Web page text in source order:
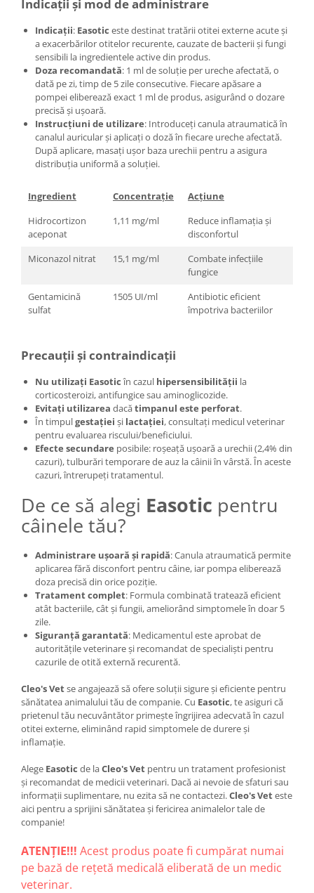
Indicații și mod de administrare
Indicații: Easotic este destinat tratării otitei externe acute și
a exacerbărilor otitelor recurente, cauzate de bacterii și fungi
sensibili la ingredientele active din produs.
Doza recomandată: 1 ml de soluție per ureche afectată, o
dată pe zi, timp de 5 zile consecutive. Fiecare apăsare a
pompei eliberează exact 1 ml de produs, asigurând o dozare
precisă și ușoară.
Instrucțiuni de utilizare: Introduceți canula atraumatică în
canalul auricular și aplicați o doză în fiecare ureche afectată.
După aplicare, masați ușor baza urechii pentru a asigura
distribuția uniformă a soluției.
Ingredient Concentrație
Acțiune
Hidrocortizon
aceponat
1,11 mg/ml
Reduce inflamația și
disconfortul
Miconazol nitrat
15,1 mg/ml
Combate infecțiile
fungice
Gentamicină
sulfat
1505 UI/ml
Antibiotic eficient
împotriva bacteriilor
Precauții și contraindicații
Nu utilizați Easoticîn cazul hipersensibilității la
corticosteroizi, antifungice sau aminoglicozide.
Evitați utilizarea dacătimpanul este perforat.
În timpulgestației și lactației, consultați medicul veterinar
pentru evaluarea riscului/beneficiului.
Efecte secundare posibile: roșeață ușoară a urechii (2,4% din
cazuri), tulburări temporare de auz la câinii în vârstă. În aceste
cazuri, întrerupeți tratamentul.
De ce să alegi Easotic pentru
câinele tău?
Administrare ușoară și rapidă: Canula atraumatică permite
aplicarea fără disconfort pentru câine, iar pompa eliberează
doza precisă din orice poziție.
Tratament complet: Formula combinată tratează eficient
atât bacteriile, cât și fungii, ameliorând simptomele în doar 5
zile.
Siguranță garantată: Medicamentul este aprobat de
autoritățile veterinare și recomandat de specialiști pentru
cazurile de otită externă recurentă.
Cleo's Vetse angajează să ofere soluții sigure și eficiente pentru
sănătatea animalului tău de companie. Cu Easotic, te asiguri că
prietenul tău necuvântător primește îngrijirea adecvată în cazul
otitei externe, eliminând rapid simptomele de durere și
inflamație.
Alege Easotic de laCleo's Vet pentru un tratament profesionist
și recomandat de medicii veterinari. Dacă ai nevoie de sfaturi sau
informații suplimentare, nu ezita să ne contactezi.Cleo's Veteste
aici pentru a sprijini sănătatea și fericirea animalelor tale de
companie!
ATENȚIE!!! Acest produs poate fi cumpărat numai
pe bază de rețetă medicală eliberată de un medic
veterinar.